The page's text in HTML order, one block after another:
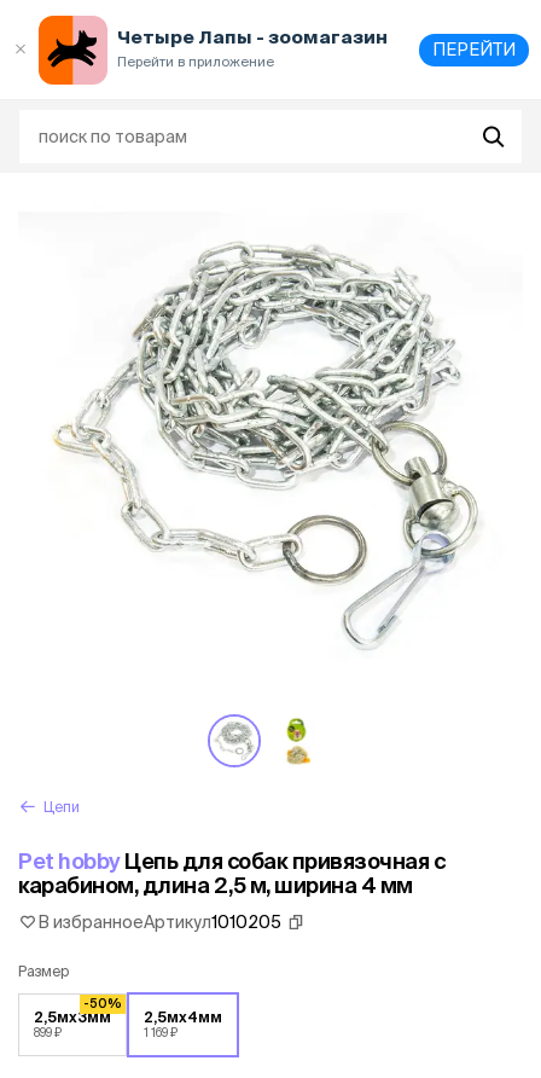
Четыре Лапы - зоомагазин
Перейти в приложение
ПЕРЕЙТИ
Цепи
Pet hobbyЦепь для собак привязочная с
карабином, длина 2,5 м, ширина 4 мм
В избранноеАртикул1010205
Размер
2,5мх3мм
899 ₽
-50%
2,5мх4мм
1 169 ₽